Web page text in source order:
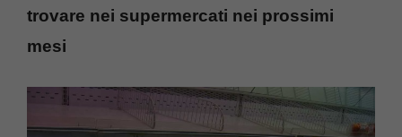
trovare nei supermercati nei prossimi
mesi